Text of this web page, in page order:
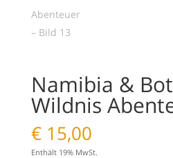
Namibia &
Wildnis
€15,00
Enthält 19% MwSt.